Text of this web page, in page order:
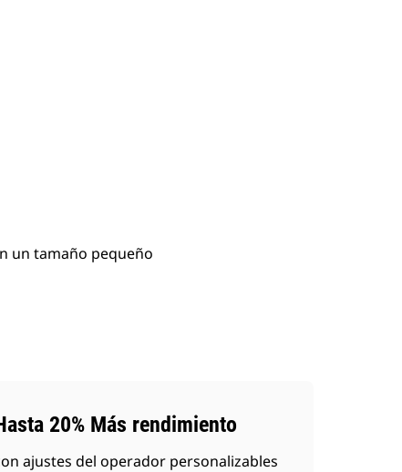
un tamaño pequeño
20% Más rendimiento
ajustes del operador personalizables